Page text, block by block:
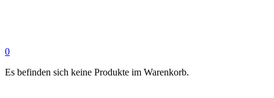
0
Es befinden sich keine Produkte im Warenkorb.